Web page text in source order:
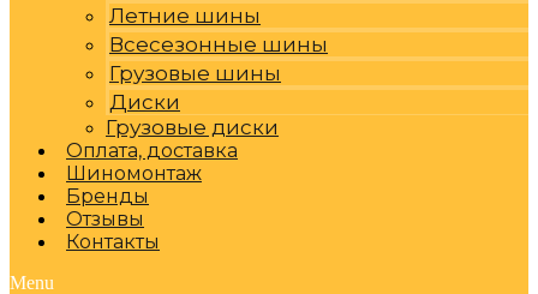
Летние шины
Всесезонные шины
Грузовые шины
Диски
Грузовые диски
Оплата, доставка
Шиномонтаж
Бренды
Отзывы
Контакты
Menu